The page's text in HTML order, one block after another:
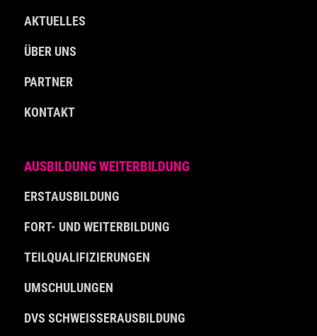
AKTUELLES
ÜBER UNS
PARTNER
KONTAKT
AUSBILDUNG WEITERBILDUNG
ERSTAUSBILDUNG
FORT- UND WEITERBILDUNG
TEILQUALIFIZIERUNGEN
UMSCHULUNGEN
DVS SCHWEISSERAUSBILDUNG